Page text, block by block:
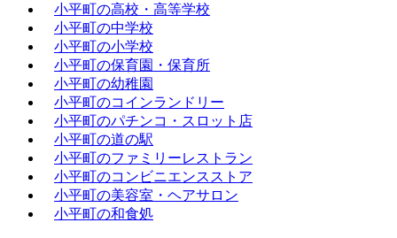
小平町の高校・高等学校
小平町の中学校
小平町の小学校
小平町の保育園・保育所
小平町の幼稚園
小平町のコインランドリー
小平町のパチンコ・スロット店
小平町の道の駅
小平町のファミリーレストラン
小平町のコンビニエンスストア
小平町の美容室・ヘアサロン
小平町の和食処